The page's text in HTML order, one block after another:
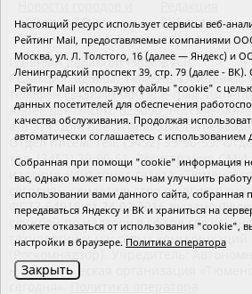
районов ТО
RSS поток
Главный редактор Рябков А.В.
Редакция: 625002, Тюмень, Осипенко,
телефон (3452)49-00-18, e-mail:
Адрес для писем: 625000, Россия,
а/я 371. Для пресс-релизов:
Отдел писем: тел. (3452) 39-90-59.
тел. (3452) 39-90-51. Регистрация
издание «Интернет-газета
сегодня», свидетельство о
ФС77-64918 от 24.02.2016 выдано
службой по надзору в сфере связи,
технологий и массовых коммуникаций
некоммерческая организация
Настоящий ресурс использует сервисы веб-
Рейтинг Mail, предоставляемые компаниями
Москва, ул. Л. Толстого, 16 (далее — Яндекс) и
Ленинградский проспект 39, стр. 79 (далее -
Рейтинг Mail используют файлы "cookie" с
данных посетителей для обеспечения
качества обслуживания. Продолжая
автоматически соглашаетесь с использованием
Собранная при помощи "cookie" информация
вас, однако может помочь нам улучшить
использовании вами данного сайта,
передаваться Яндексу и ВК и храниться на
можете отказаться от использования "cookie",
настройки в браузере. Политика оператора
Закрыть